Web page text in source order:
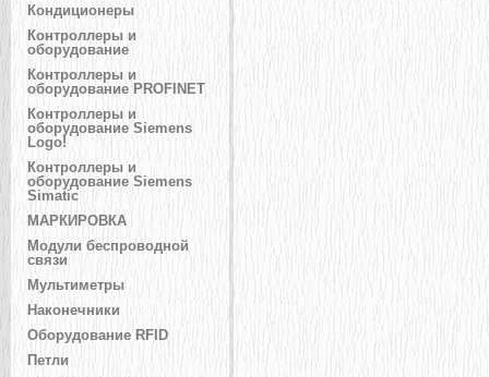
Кондиционеры
Контроллеры и
оборудование
Контроллеры и
оборудование PROFINET
Контроллеры и
оборудование Siemens
Logo!
Контроллеры и
оборудование Siemens
Simatic
МАРКИРОВКА
Модули беспроводной
связи
Мультиметры
Наконечники
Оборудование RFID
Петли